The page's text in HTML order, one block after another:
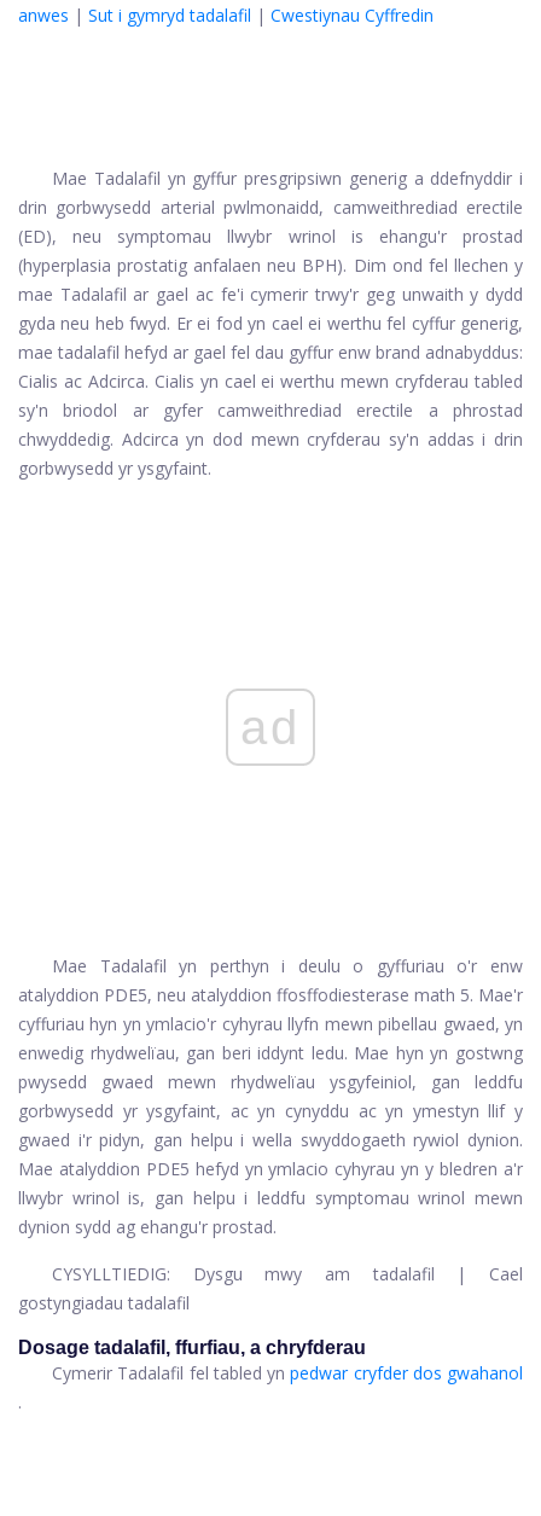
anwes | Sut i gymryd tadalafil | Cwestiynau Cyffredin
Mae Tadalafil yn gyffur presgripsiwn generig a ddefnyddir i
drin gorbwysedd arterial pwlmonaidd, camweithrediad erectile
(ED), neu symptomau llwybr wrinol is ehangu'r prostad
(hyperplasia prostatig anfalaen neu BPH). Dim ond fel llechen y
mae Tadalafil ar gael ac fe'i cymerir trwy'r geg unwaith y dydd
gyda neu heb fwyd. Er ei fod yn cael ei werthu fel cyffur generig,
mae tadalafil hefyd ar gael fel dau gyffur enw brand adnabyddus:
Cialis ac Adcirca. Cialis yn cael ei werthu mewn cryfderau tabled
sy'n briodol ar gyfer camweithrediad erectile a phrostad
chwyddedig. Adcirca yn dod mewn cryfderau sy'n addas i drin
gorbwysedd yr ysgyfaint.
ad
Mae Tadalafil yn perthyn i deulu o gyffuriau o'r enw
atalyddion PDE5, neu atalyddion ffosffodiesterase math 5. Mae'r
cyffuriau hyn yn ymlacio'r cyhyrau llyfn mewn pibellau gwaed, yn
enwedig rhydwelïau, gan beri iddynt ledu. Mae hyn yn gostwng
pwysedd gwaed mewn rhydwelïau ysgyfeiniol, gan leddfu
gorbwysedd yr ysgyfaint, ac yn cynyddu ac yn ymestyn llif y
gwaed i'r pidyn, gan helpu i wella swyddogaeth rywiol dynion.
Mae atalyddion PDE5 hefyd yn ymlacio cyhyrau yn y bledren a'r
llwybr wrinol is, gan helpu i leddfu symptomau wrinol mewn
dynion sydd ag ehangu'r prostad.
CYSYLLTIEDIG: Dysgu mwy am tadalafil |
Cael
gostyngiadau tadalafil
Dosage tadalafil, ffurfiau, a chryfderau
Cymerir Tadalafil fel tabled yn pedwar cryfder dos gwahanol
.